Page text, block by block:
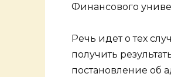
Финансового
Речь идет о тех
получить
постановление об